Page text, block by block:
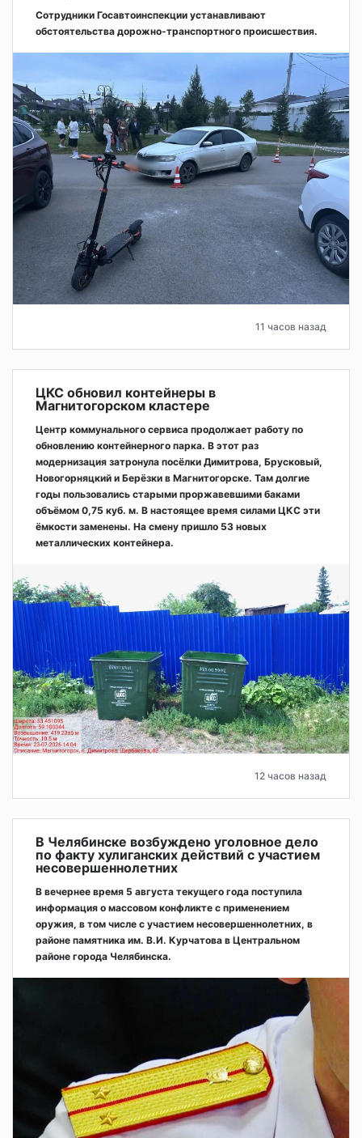
Сотрудники Госавтоинспекции устанавливают
обстоятельства дорожно-транспортного происшествия.
11 часов назад
ЦКС обновил контейнеры в
Магнитогорском кластере
Центр коммунального сервиса продолжает работу по
обновлению контейнерного парка. В этот раз
модернизация затронула посёлки Димитрова, Брусковый,
Новогорняцкий и Берёзки в Магнитогорске. Там долгие
годы пользовались старыми проржавевшими баками
объёмом 0,75 куб. м. В настоящее время силами ЦКС эти
ёмкости заменены. На смену пришло 53 новых
металлических контейнера.
12 часов назад
В Челябинске возбуждено уголовное дело
по факту хулиганских действий с участием
несовершеннолетних
В вечернее время 5 августа текущего года поступила
информация о массовом конфликте с применением
оружия, в том числе с участием несовершеннолетних, в
районе памятника им. В.И. Курчатова в Центральном
районе города Челябинска.